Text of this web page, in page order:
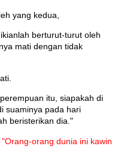
yang kedua,
berturut-turut oleh
mati dengan tidak
itu, siapakah di
suaminya pada hari
beristerikan dia."
"Orang-orang dunia ini kawin